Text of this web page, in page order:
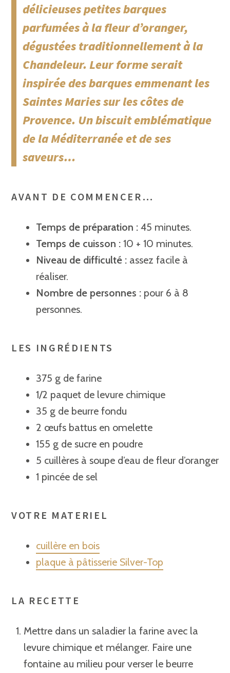
délicieuses petites barques
parfumées à la fleur d’oranger,
dégustées traditionnellement à la
Chandeleur. Leur forme serait
inspirée des barques emmenant les
Saintes Maries sur les côtes de
Provence. Un biscuit emblématique
de la Méditerranée et de ses
saveurs…
AVANT DE COMMENCER…
Temps de préparation : 45 minutes.
Temps de cuisson : 10 + 10 minutes.
Niveau de difficulté : assez facile à
réaliser.
Nombre de personnes : pour 6 à 8
personnes.
LES INGRÉDIENTS
375 g de farine
1/2 paquet de levure chimique
35 g de beurre fondu
2 œufs battus en omelette
155 g de sucre en poudre
5 cuillères à soupe d’eau de fleur d’oranger
1 pincée de sel
VOTRE MATERIEL
cuillère en bois
plaque à pâtisserie Silver-Top
LA RECETTE
Mettre dans un saladier la farine avec la
levure chimique et mélanger. Faire une
fontaine au milieu pour verser le beurre